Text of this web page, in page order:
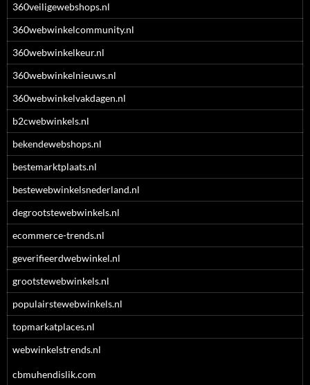
360veiligewebshops.nl
360webwinkelcommunity.nl
360webwinkelkeur.nl
360webwinkelnieuws.nl
360webwinkelvakdagen.nl
b2cwebwinkels.nl
bekendewebshops.nl
bestemarktplaats.nl
bestewebwinkelsnederland.nl
degrootstewebwinkels.nl
ecommerce-trends.nl
geverifieerdwebwinkel.nl
grootstewebwinkels.nl
populairstewebwinkels.nl
topmarkatplaces.nl
webwinkelstrends.nl
cbmuhendislik.com